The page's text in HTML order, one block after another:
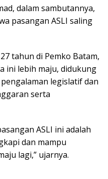
dalam sambutannya,
pasangan ASLI saling
tahun di Pemko Batam,
ini lebih maju, didukung
legislatif dan
serta
ASLI ini adalah
dan mampu
lagi,” ujarnya.